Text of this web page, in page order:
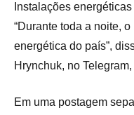
Instalações
“Durante toda a noite,
energética do país”,
Hrynchuk, no
Em uma postagem